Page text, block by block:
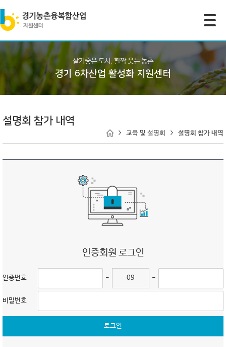
살기좋은 도시, 활짝 웃는 농촌
경기 6차산업 활성화 지원센터
설명회 참가 내역
교육 및 설명회 설명회 참가 내역
인증회원 로그인
인증번호 - 09 -
비밀번호
로그인